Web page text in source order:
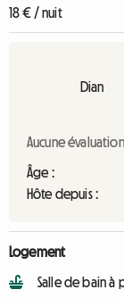
18 € / nuit
Dian
Aucune
Âge :
Hôte depuis :
Logement
Salle de bain à